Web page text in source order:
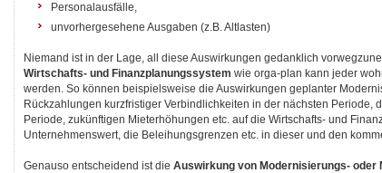
Personalausfälle,
unvorhergesehene Ausgaben (z.B. Altlasten)
Niemand ist in der Lage, all diese Auswirkungen gedanklich
Wirtschafts- und Finanzplanungssystem wie orga-plan kann jeder
werden. So können beispielsweise die Auswirkungen geplanter
Rückzahlungen kurzfristiger Verbindlichkeiten in der nächsten Periode,
Periode, zukünftigen Mieterhöhungen etc. auf die Wirtschafts- und
Unternehmenswert, die Beleihungsgrenzen etc. in dieser und den
Genauso entscheidend ist die Auswirkung von Modernisierungs- oder